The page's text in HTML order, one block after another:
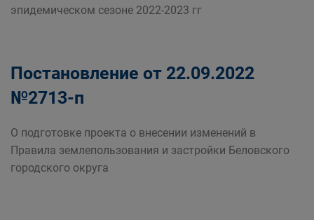
эпидемическом сезоне 2022-2023 гг
Постановление от 22.09.2022
№2713-п
О подготовке проекта о внесении изменений в
Правила землепользования и застройки Беловского
городского округа